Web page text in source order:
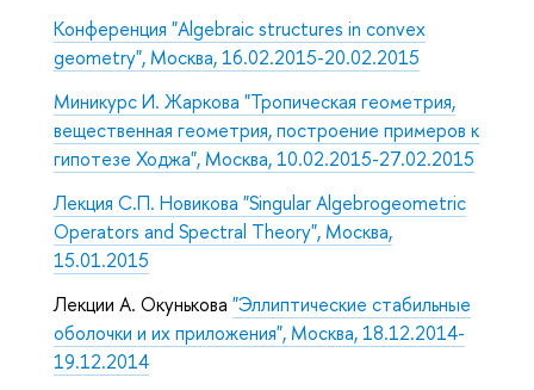
Конференция "Algebraic structures in convex
geometry", Москва, 16.02.2015-20.02.2015
Миникурс И. Жаркова "Тропическая геометрия,
вещественная геометрия, построение примеров к
гипотезе Ходжа", Москва, 10.02.2015-27.02.2015
Лекция С.П. Новикова "Singular Algebrogeometric
Operators and Spectral Theory", Москва,
15.01.2015
Лекции А. Окунькова "Эллиптические стабильные
оболочки и их приложения", Москва, 18.12.2014-
19.12.2014